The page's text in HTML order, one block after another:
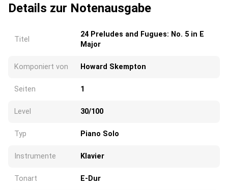
Details zur Notenausgabe
Titel
24 Preludes and Fugues: No. 5 in E
Major
Komponiert von Howard Skempton
Seiten 1
Level 30/100
Typ Piano Solo
Instrumente Klavier
Tonart E-Dur